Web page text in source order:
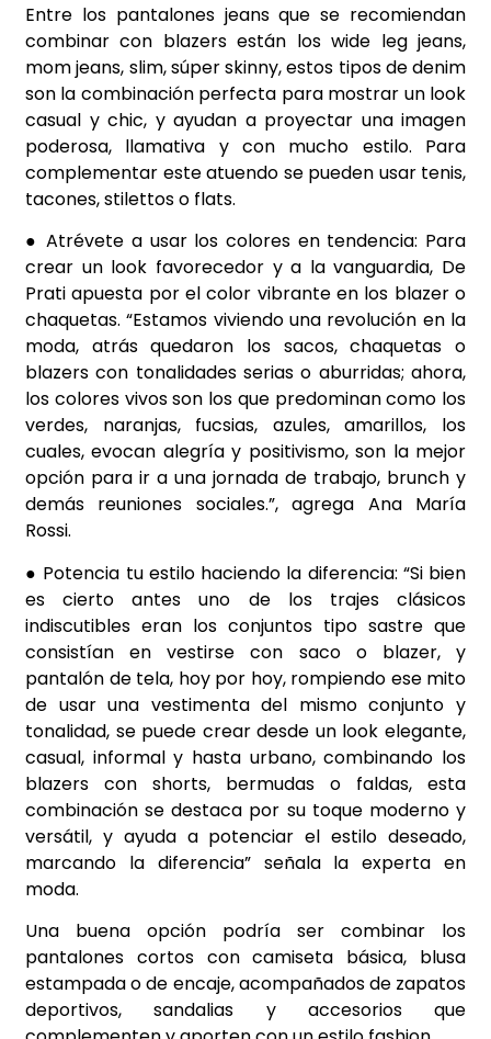
Entre los pantalones jeans que se recomiendan
combinar con blazers están los wide leg jeans,
mom jeans, slim, súper skinny, estos tipos de denim
son la combinación perfecta para mostrar un look
casual y chic, y ayudan a proyectar una imagen
poderosa, llamativa y con mucho estilo. Para
complementar este atuendo se pueden usar tenis,
tacones, stilettos o flats.
● Atrévete a usar los colores en tendencia: Para
crear un look favorecedor y a la vanguardia, De
Prati apuesta por el color vibrante en los blazer o
chaquetas. “Estamos viviendo una revolución en la
moda, atrás quedaron los sacos, chaquetas o
blazers con tonalidades serias o aburridas; ahora,
los colores vivos son los que predominan como los
verdes, naranjas, fucsias, azules, amarillos, los
cuales, evocan alegría y positivismo, son la mejor
opción para ir a una jornada de trabajo, brunch y
demás reuniones sociales.”, agrega Ana María
Rossi.
● Potencia tu estilo haciendo la diferencia: “Si bien
es cierto antes uno de los trajes clásicos
indiscutibles eran los conjuntos tipo sastre que
consistían en vestirse con saco o blazer, y
pantalón de tela, hoy por hoy, rompiendo ese mito
de usar una vestimenta del mismo conjunto y
tonalidad, se puede crear desde un look elegante,
casual, informal y hasta urbano, combinando los
blazers con shorts, bermudas o faldas, esta
combinación se destaca por su toque moderno y
versátil, y ayuda a potenciar el estilo deseado,
marcando la diferencia” señala la experta en
moda.
Una buena opción podría ser combinar los
pantalones cortos con camiseta básica, blusa
estampada o de encaje, acompañados de zapatos
deportivos, sandalias y accesorios que